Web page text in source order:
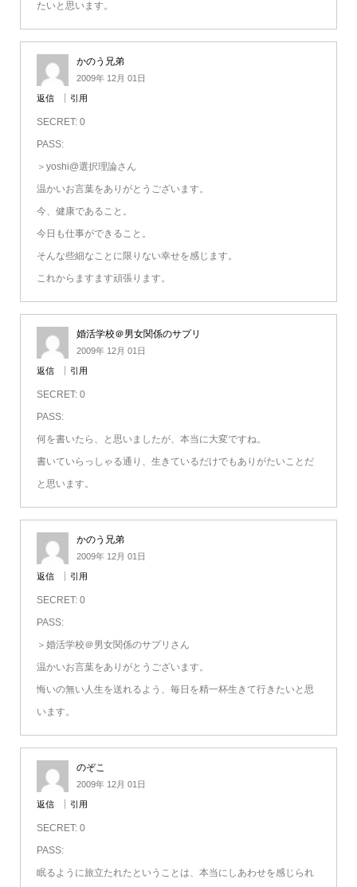
たいと思います。
かのう兄弟
2009年 12月 01日
返信 引用
SECRET: 0
PASS:
＞yoshi@選択理論さん
温かいお言葉をありがとうございます。
今、健康であること。
今日も仕事ができること。
そんな些細なことに限りない幸せを感じます。
これからますます頑張ります。
婚活学校＠男女関係のサプリ
2009年 12月 01日
返信 引用
SECRET: 0
PASS:
何を書いたら、と思いましたが、本当に大変ですね。
書いていらっしゃる通り、生きているだけでもありがたいことだ
と思います。
かのう兄弟
2009年 12月 01日
返信 引用
SECRET: 0
PASS:
＞婚活学校＠男女関係のサプリさん
温かいお言葉をありがとうございます。
悔いの無い人生を送れるよう、毎日を精一杯生きて行きたいと思
います。
のぞこ
2009年 12月 01日
返信 引用
SECRET: 0
PASS:
眠るように旅立たれたということは、本当にしあわせを感じられ